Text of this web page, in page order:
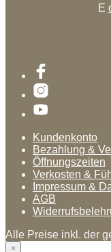
E
Kundenkonto
Bezahlung &
Öffnungszeiten
Verkosten &
Impressum &
AGB
Alle Preise inkl. der
×